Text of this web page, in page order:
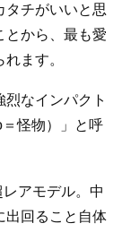
タチがいいと思
とから、最も愛
ます。
なインパクト
怪物）」と呼
アモデル。中
出回ること自体